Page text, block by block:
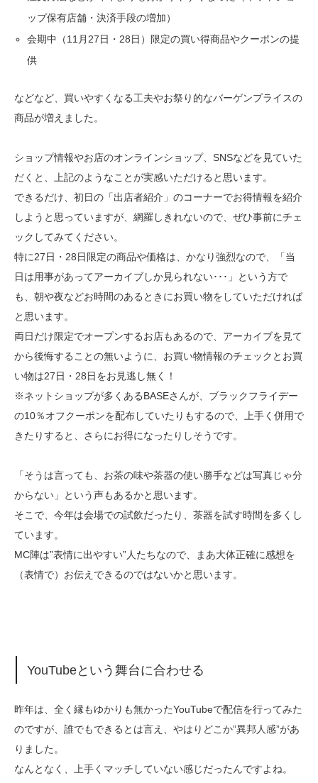
ップ保有店舗・決済手段の増加）
会期中（11月27日・28日）限定の買い得商品やクーポンの提
供
などなど、買いやすくなる工夫やお祭り的なバーゲンプライスの
商品が増えました。
ショップ情報やお店のオンラインショップ、SNSなどを見ていた
だくと、上記のようなことが実感いただけると思います。
できるだけ、初日の「出店者紹介」のコーナーでお得情報を紹介
しようと思っていますが、網羅しきれないので、ぜひ事前にチェ
ックしてみてください。
特に27日・28日限定の商品や価格は、かなり強烈なので、「当
日は用事があってアーカイブしか見られない･･･」という方で
も、朝や夜などお時間のあるときにお買い物をしていただければ
と思います。
両日だけ限定でオープンするお店もあるので、アーカイブを見て
から後悔することの無いように、お買い物情報のチェックとお買
い物は27日・28日をお見逃し無く！
※ネットショップが多くあるBASEさんが、ブラックフライデー
の10％オフクーポンを配布していたりもするので、上手く併用で
きたりすると、さらにお得になったりしそうです。
「そうは言っても、お茶の味や茶器の使い勝手などは写真じゃ分
からない」という声もあるかと思います。
そこで、今年は会場での試飲だったり、茶器を試す時間を多くし
ています。
MC陣は”表情に出やすい”人たちなので、まあ大体正確に感想を
（表情で）お伝えできるのではないかと思います。
YouTubeという舞台に合わせる
昨年は、全く縁もゆかりも無かったYouTubeで配信を行ってみた
のですが、誰でもできるとは言え、やはりどこか”異邦人感”があ
りました。
なんとなく、上手くマッチしていない感じだったんですよね。